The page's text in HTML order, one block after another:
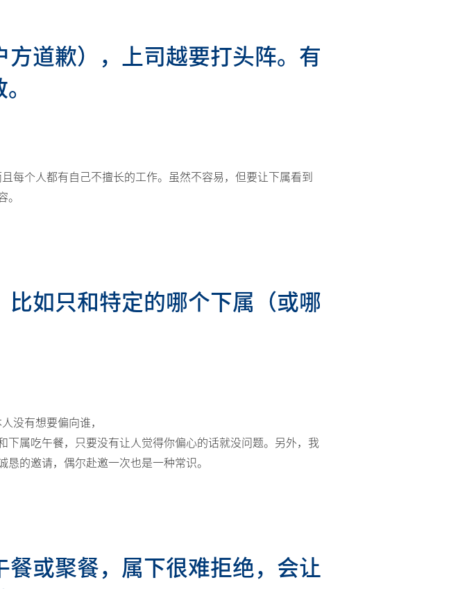
道歉），上司越要打头阵。有
每个人都有自己不擅长的工作。虽然不容易，但要让下属看到
如只和特定的哪个下属（或哪
没有想要偏向谁，
属吃午餐，只要没有让人觉得你偏心的话就没问题。另外，我
的邀请，偶尔赴邀一次也是一种常识。
或聚餐，属下很难拒绝，会让